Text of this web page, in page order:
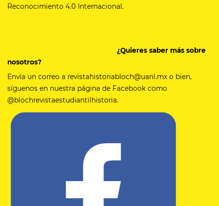
Reconocimiento 4.0 Internacional.
¿Quieres saber más sobre
nosotros?
Envía un correo a revistahistoriabloch@uanl.mx o bien,
síguenos en nuestra página de Facebook como
@blochrevistaestudiantilhistoria.